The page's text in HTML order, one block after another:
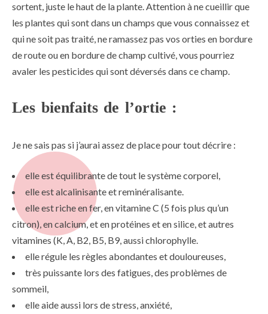
sortent, juste le haut de la plante. Attention à ne cueillir que
les plantes qui sont dans un champs que vous connaissez et
qui ne soit pas traité, ne ramassez pas vos orties en bordure
de route ou en bordure de champ cultivé, vous pourriez
avaler les pesticides qui sont déversés dans ce champ.
Les bienfaits de l’ortie :
Je ne sais pas si j’aurai assez de place pour tout décrire :
elle est équilibrante de tout le système corporel,
elle est alcalinisante et reminéralisante.
elle est riche en fer, en vitamine C (5 fois plus qu’un
citron), en calcium, et en protéines et en silice, et autres
vitamines (K, A, B2, B5, B9, aussi chlorophylle.
elle régule les règles abondantes et douloureuses,
très puissante lors des fatigues, des problèmes de
sommeil,
elle aide aussi lors de stress, anxiété,